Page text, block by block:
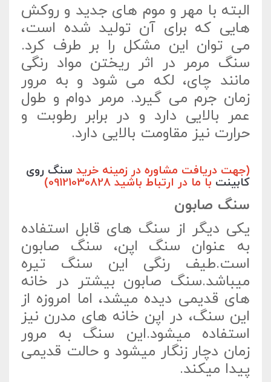
البته با مهر و موم های جدید و روکش
هایی که برای آن تولید شده است،
می توان این مشکل را بر طرف کرد.
سنگ مرمر در اثر ریختن مواد رنگی
مانند چای، لکه می شود و به مرور
زمان جرم می گیرد. مرمر دوام و طول
عمر بالایی دارد و در برابر رطوبت و
حرارت نیز مقاومت بالایی دارد.
(جهت دریافت مشاوره در زمینه خرید سنگ روی
کابینت با ما در ارتباط باشید 09121030828)
سنگ صابون
یکی دیگر از سنگ های قابل استفاده
به عنوان سنگ اپن، سنگ صابون
است.طیف رنگی این سنگ تیره
میباشد.سنگ صابون بیشتر در خانه
های قدیمی دیده میشد، اما امروزه از
این سنگ، در اپن خانه های مدرن نیز
استفاده میشود.این سنگ به مرور
زمان دچار زنگار میشود و حالت قدیمی
پیدا میکند.